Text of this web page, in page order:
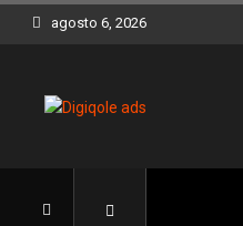
agosto 6, 2026